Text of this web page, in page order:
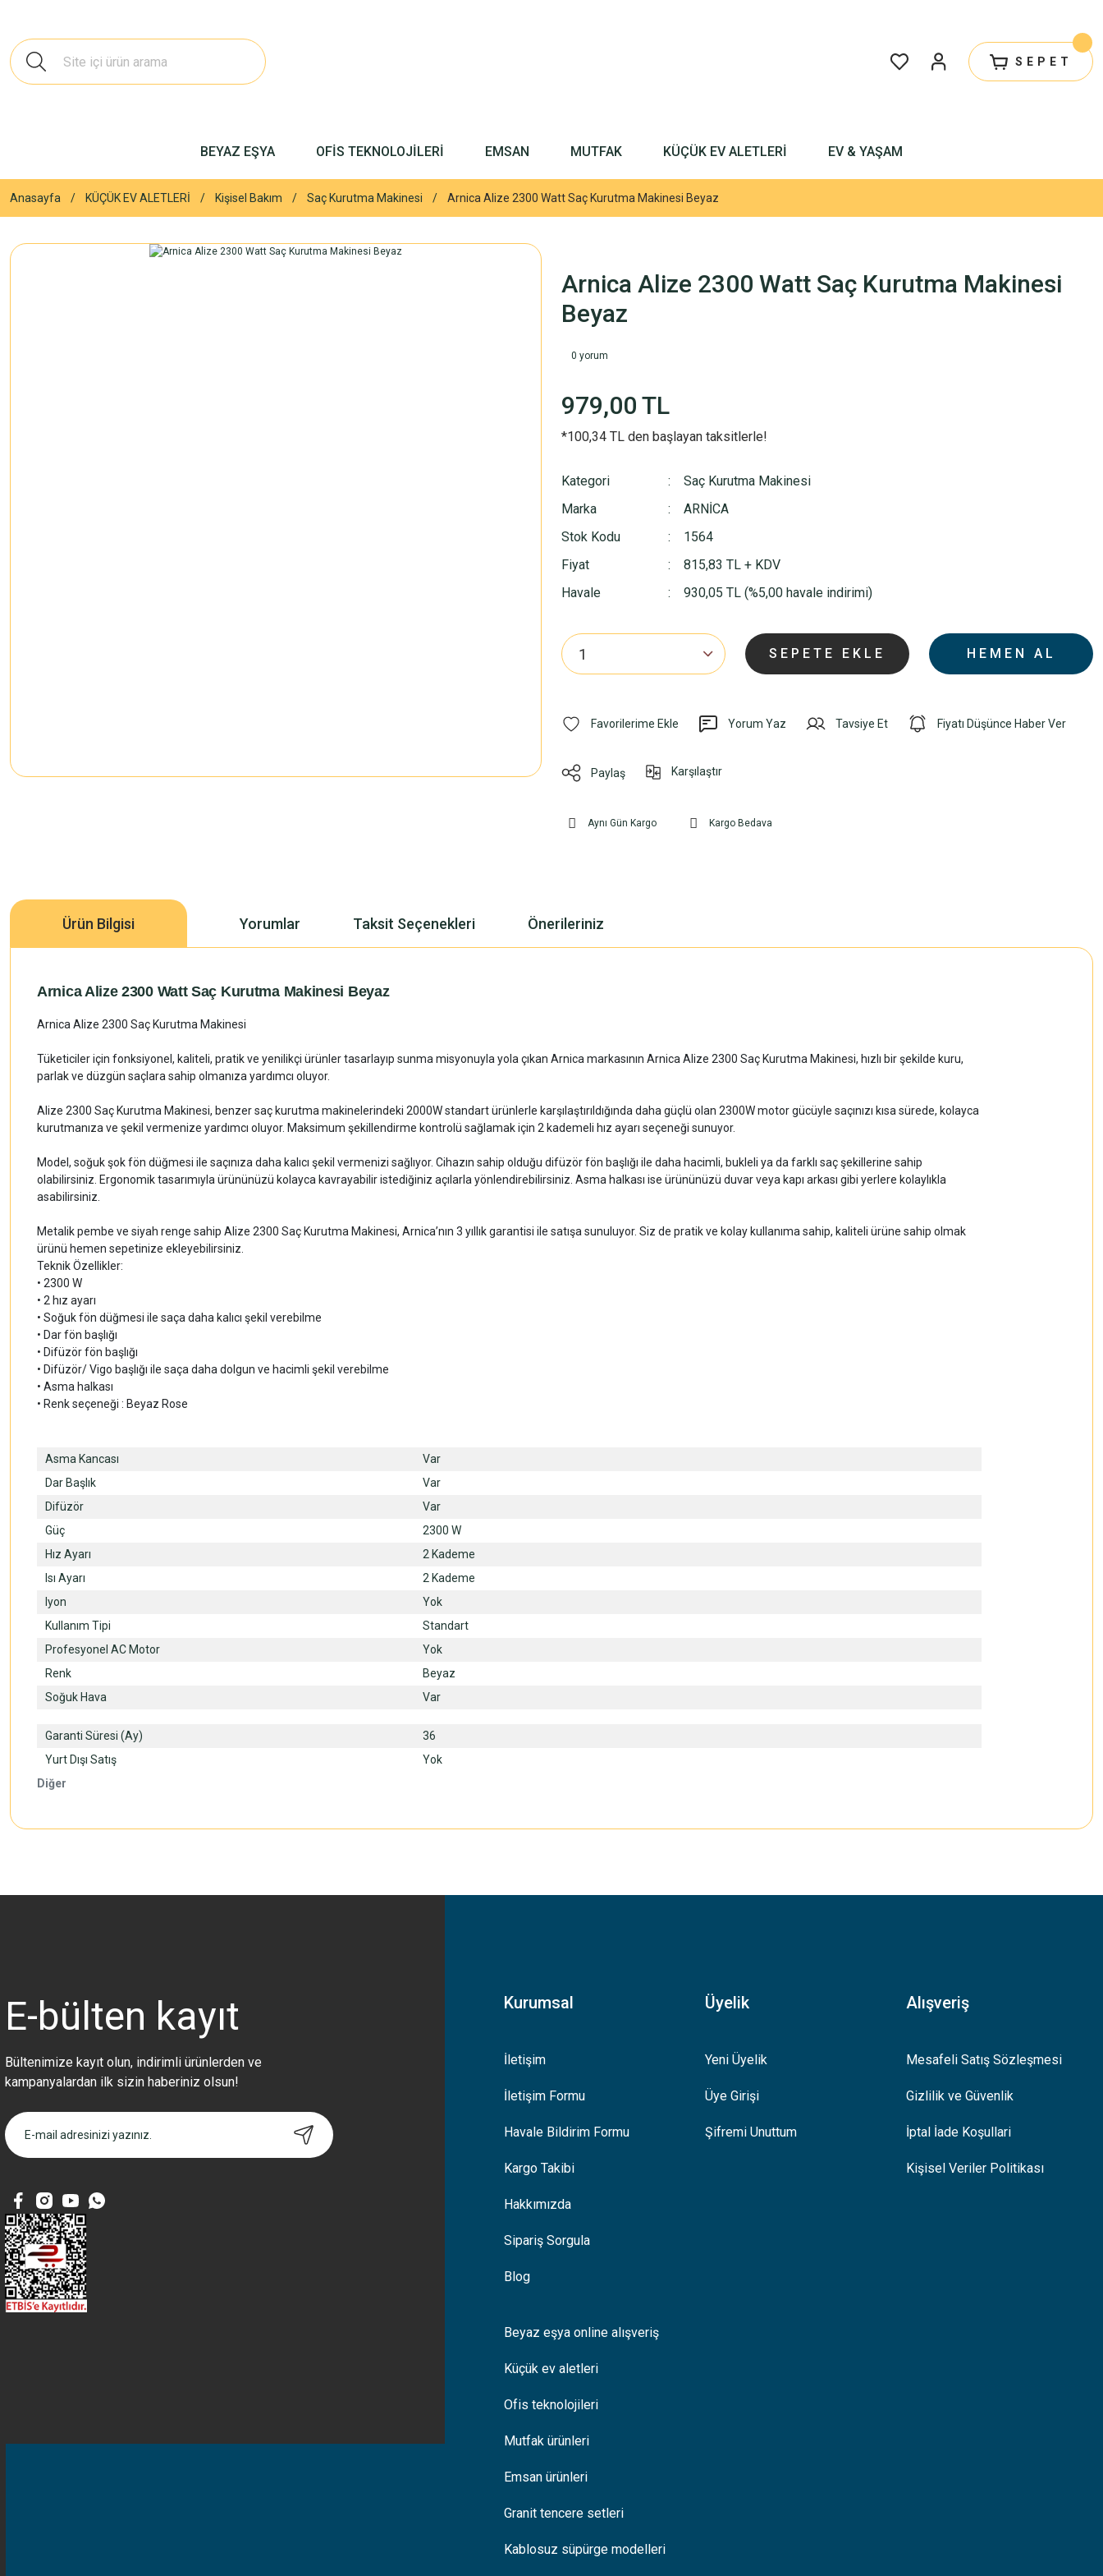
SEPET
BEYAZ EŞYA OFİS TEKNOLOJİLERİ EMSAN MUTFAK KÜÇÜK EV ALETLERİ EV & YAŞAM
Anasayfa KÜÇÜK EV ALETLERİ Kişisel Bakım Saç Kurutma Makinesi Arnica Alize 2300 Watt Saç Kurutma Makinesi Beyaz
Arnica Alize 2300 Watt Saç Kurutma Makinesi
Beyaz
0 yorum
979,00 TL
*100,34 TL den başlayan taksitlerle!
Kategori
Saç Kurutma Makinesi
Marka
ARNİCA
Stok Kodu
1564
Fiyat
815,83 TL + KDV
Havale
930,05 TL (%5,00 havale indirimi)
SEPETE EKLE HEMEN AL
Yorum Yaz Tavsiye Et Fiyatı Düşünce Haber Ver
Paylaş Karşılaştır
Aynı Gün Kargo Kargo Bedava
Ürün Bilgisi Yorumlar Taksit Seçenekleri Önerileriniz
Arnica Alize 2300 Watt Saç Kurutma Makinesi Beyaz
Arnica Alize 2300 Saç Kurutma Makinesi
Tüketiciler için fonksiyonel, kaliteli, pratik ve yenilikçi ürünler tasarlayıp sunma misyonuyla yola çıkan Arnica markasının Arnica Alize 2300 Saç Kurutma Makinesi, hızlı bir şekilde kuru,
parlak ve düzgün saçlara sahip olmanıza yardımcı oluyor.
Alize 2300 Saç Kurutma Makinesi, benzer saç kurutma makinelerindeki 2000W standart ürünlerle karşılaştırıldığında daha güçlü olan 2300W motor gücüyle saçınızı kısa sürede, kolayca
kurutmanıza ve şekil vermenize yardımcı oluyor. Maksimum şekillendirme kontrolü sağlamak için 2 kademeli hız ayarı seçeneği sunuyor.
Model, soğuk şok fön düğmesi ile saçınıza daha kalıcı şekil vermenizi sağlıyor. Cihazın sahip olduğu difüzör fön başlığı ile daha hacimli, bukleli ya da farklı saç şekillerine sahip
olabilirsiniz. Ergonomik tasarımıyla ürününüzü kolayca kavrayabilir istediğiniz açılarla yönlendirebilirsiniz. Asma halkası ise ürününüzü duvar veya kapı arkası gibi yerlere kolaylıkla
asabilirsiniz.
Metalik pembe ve siyah renge sahip Alize 2300 Saç Kurutma Makinesi, Arnica’nın 3 yıllık garantisi ile satışa sunuluyor. Siz de pratik ve kolay kullanıma sahip, kaliteli ürüne sahip olmak
ürünü hemen sepetinize ekleyebilirsiniz.
Teknik Özellikler:
• 2300 W
• 2 hız ayarı
• Soğuk fön düğmesi ile saça daha kalıcı şekil verebilme
• Dar fön başlığı
• Difüzör fön başlığı
• Difüzör/ Vigo başlığı ile saça daha dolgun ve hacimli şekil verebilme
• Asma halkası
• Renk seçeneği : Beyaz Rose
Asma Kancası
Var
Dar Başlık
Var
Difüzör
Var
Güç
2300 W
Hız Ayarı
2 Kademe
Isı Ayarı
2 Kademe
Iyon
Yok
Kullanım Tipi
Standart
Profesyonel AC Motor
Yok
Renk
Beyaz
Soğuk Hava
Var
Diğer
Garanti Süresi (Ay)
36
Yurt Dışı Satış
Yok
Bu ürüne ilk yorumu siz yapın!
Bu ürüne benzer farklı alternatifler olmalı.
Gönder
E-bülten kayıt
Bültenimize kayıt olun, indirimli ürünlerden ve
kampanyalardan ilk sizin haberiniz olsun!
Kurumsal
İletişim
İletişim Formu
Havale Bildirim Formu
Kargo Takibi
Hakkımızda
Sipariş Sorgula
Blog
Üyelik
Yeni Üyelik
Üye Girişi
Şifremi Unuttum
Alışveriş
Mesafeli Satış Sözleşmesi
Gizlilik ve Güvenlik
İptal İade Koşullari
Kişisel Veriler Politikası
Beyaz eşya online alışveriş
Küçük ev aletleri
Ofis teknolojileri
Mutfak ürünleri
Emsan ürünleri
Granit tencere setleri
Kablosuz süpürge modelleri